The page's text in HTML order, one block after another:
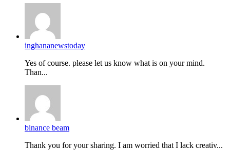
inghananewstoday
Yes of course. please let us know what is on your mind.
Than...
binance beam
Thank you for your sharing. I am worried that I lack creativ...